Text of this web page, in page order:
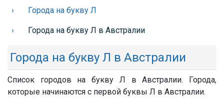
Города на букву Л
Города на букву Л в Австралии
Города на букву Л в Австралии
Список городов на букву Л в Австралии. Города,
которые начинаются с первой буквы Л в Австралии.